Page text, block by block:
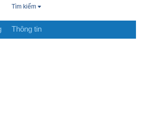
Tìm kiếm
Thông tin